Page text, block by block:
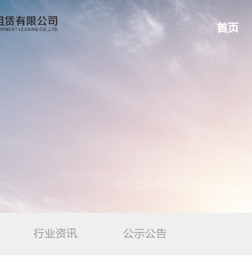
首页
行业资讯 公示公告